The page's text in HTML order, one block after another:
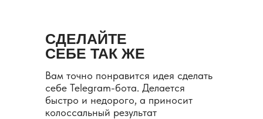
СДЕЛАЙТЕ
СЕБЕ ТАК ЖЕ
Вам точно понравится идея сделать
себе Telegram-бота. Делается
быстро и недорого, а приносит
колоссальный результат